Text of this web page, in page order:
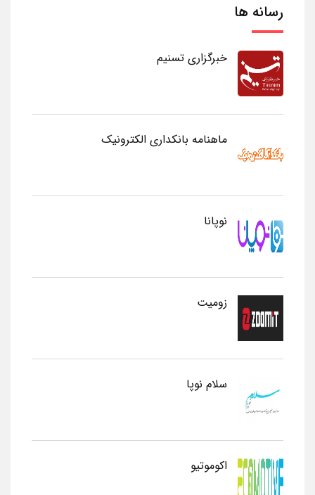
رسانه ها
خبرگزاری تسنیم
ماهنامه بانکداری الکترونیک
نوپانا
زومیت
سلام نوپا
اکوموتیو